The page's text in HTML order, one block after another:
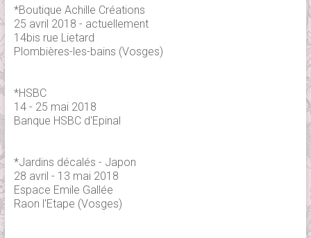
*Boutique Achille Créations
25 avril 2018 - actuellement
14bis rue Lietard
Plombières-les-bains (Vosges)
*HSBC
14 - 25 mai 2018
Banque HSBC d'Epinal
*Jardins décalés - Japon
28 avril - 13 mai 2018
Espace Emile Gallée
Raon l'Etape (Vosges)